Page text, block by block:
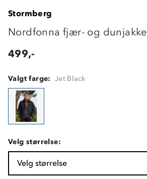
Stormberg
Nordfonna fjær- og dunjakke
499,-
Valgt farge: Jet Black
Velg størrelse:
Velg størrelse